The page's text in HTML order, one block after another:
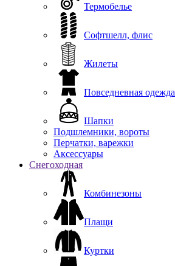
Термобелье
Софтшелл, флис
Жилеты
Повседневная одежда
Шапки
Подшлемники, вороты
Перчатки, варежки
Аксессуары
Снегоходная
Комбинезоны
Плащи
Куртки